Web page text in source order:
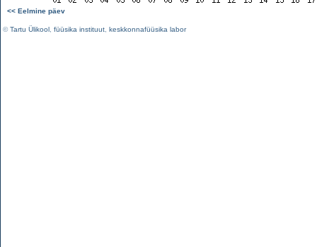
<< Eelmine päev
©Tartu Ülikool füüsika instituut keskkonnafüüsika labor